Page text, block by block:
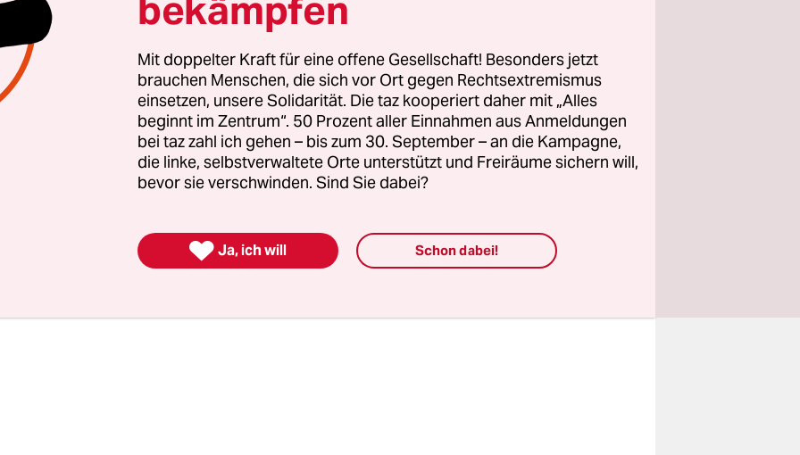
Freundschaft (DAF) spielten im Astra
Berlin-Friedrichshain gerade die erste Zugabe, Gabi
stand statisch auf der Bühne, nasses schwarzes Hemd,
Stakkato-Stil „Kebabträume in der Mauerstadt / Türk-
Stacheldraht“. DAF, eine der prägenden Bands des Punk
Wave der frühen 80er Jahre, waren auf Abschiedstour.
wollten das noch nicht wahrhaben.
Mit doppelter Kraft für eine offene Gesellschaft! Besonders jetzt
brauchen Menschen, die sich vor Ort gegen Rechtsextremismus
einsetzen, unsere Solidarität. Die taz kooperiert daher mit „Alles
beginnt im Zentrum“. 50 Prozent aller Einnahmen aus Anmeldungen
bei taz zahl ich gehen – bis zum 30. September – an die Kampagne,
die linke, selbstverwaltete Orte unterstützt und Freiräume sichern will,
bevor sie verschwinden. Sind Sie dabei?
 Ja, ich will Schon dabei!